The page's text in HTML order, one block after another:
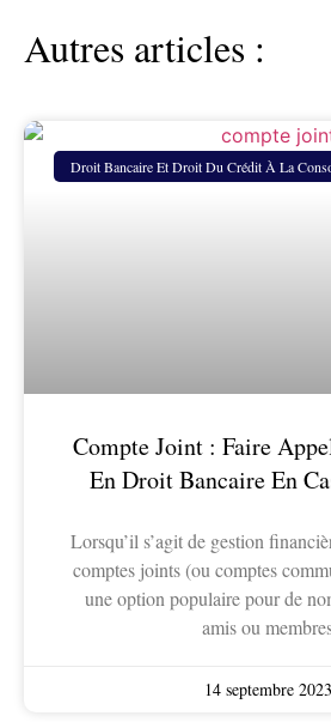
Autres articles :
Droit Bancaire Et Droit Du Crédit À La
Compte Joint : Faire
En Droit Bancaire En
Lorsqu’il s’agit de gestion
comptes joints (ou comptes
une option populaire pour de
amis ou
14 septembre 2023